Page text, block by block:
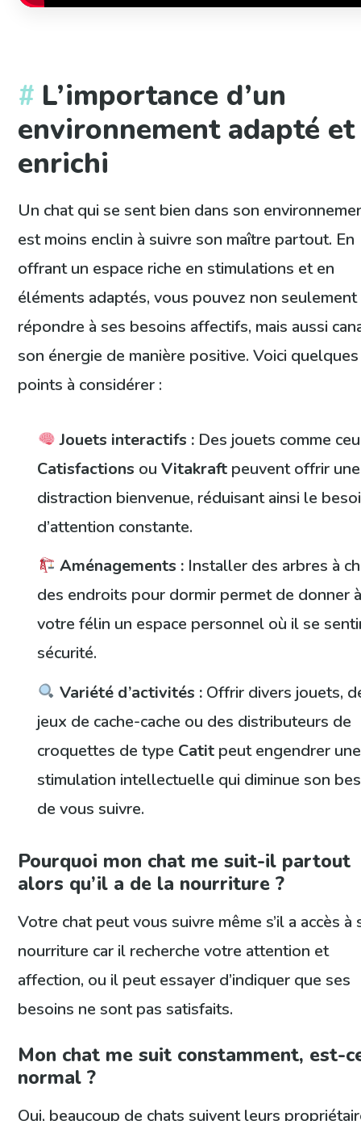
L’importance d’un
environnement adapté et
enrichi
Un chat qui se sent bien dans son
est moins enclin à suivre son maître partout. En
offrant un espace riche en stimulations et en
éléments adaptés, vous pouvez non seulement
répondre à ses besoins affectifs, mais aussi
son énergie de manière positive. Voici quelques
points à considérer :
Jouets interactifs : Des jouets comme
Catisfactions ouVitakraft peuvent offrir une
distraction bienvenue, réduisant ainsi le
d’attention constante.
Aménagements : Installer des arbres à
des endroits pour dormir permet de donner
votre félin un espace personnel où il se
sécurité.
Variété d’activités : Offrir divers jouets,
jeux de cache-cache ou des distributeurs de
croquettes de type Catit peut engendrer une
stimulation intellectuelle qui diminue son
de vous suivre.
Pourquoi mon chat me suit-il partout
alors qu’il a de la nourriture ?
Votre chat peut vous suivre même s’il a accès à
nourriture car il recherche votre attention et
affection, ou il peut essayer d’indiquer que ses
besoins ne sont pas satisfaits.
Mon chat me suit constamment, est-
normal ?
Oui, beaucoup de chats suivent leurs